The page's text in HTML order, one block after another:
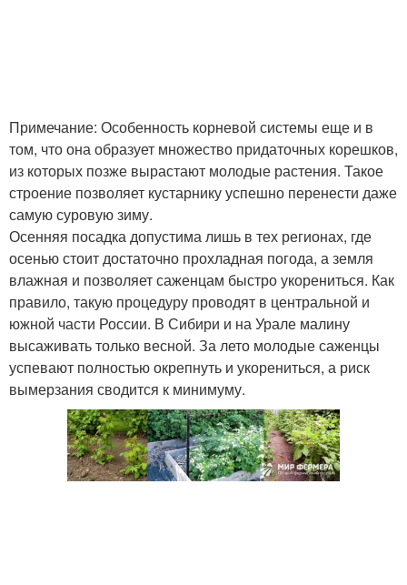
Примечание: Особенность корневой системы еще и в
том, что она образует множество придаточных корешков,
из которых позже вырастают молодые растения. Такое
строение позволяет кустарнику успешно перенести даже
самую суровую зиму.
Осенняя посадка допустима лишь в тех регионах, где
осенью стоит достаточно прохладная погода, а земля
влажная и позволяет саженцам быстро укорениться. Как
правило, такую процедуру проводят в центральной и
южной части России. В Сибири и на Урале малину
высаживать только весной. За лето молодые саженцы
успевают полностью окрепнуть и укорениться, а риск
вымерзания сводится к минимуму.